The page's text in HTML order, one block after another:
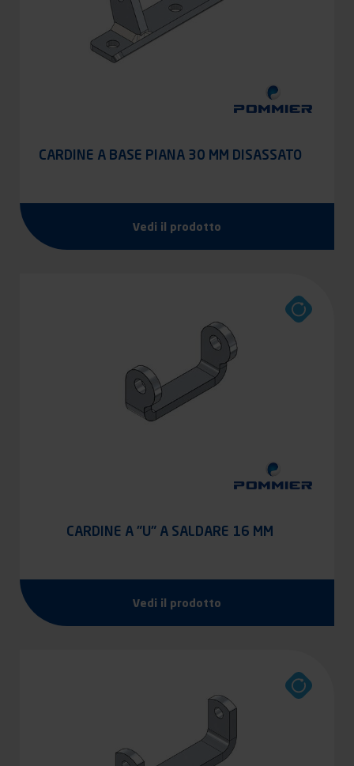
CARDINE A BASE PIANA 30 MM DISASSATO
Vedi il prodotto
CARDINE A "U" A SALDARE 16 MM
Vedi il prodotto